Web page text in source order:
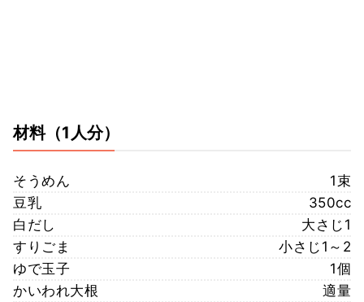
材料（1人分）
そうめん
1束
豆乳
350cc
白だし
大さじ1
すりごま
小さじ1～2
ゆで玉子
1個
かいわれ大根
適量